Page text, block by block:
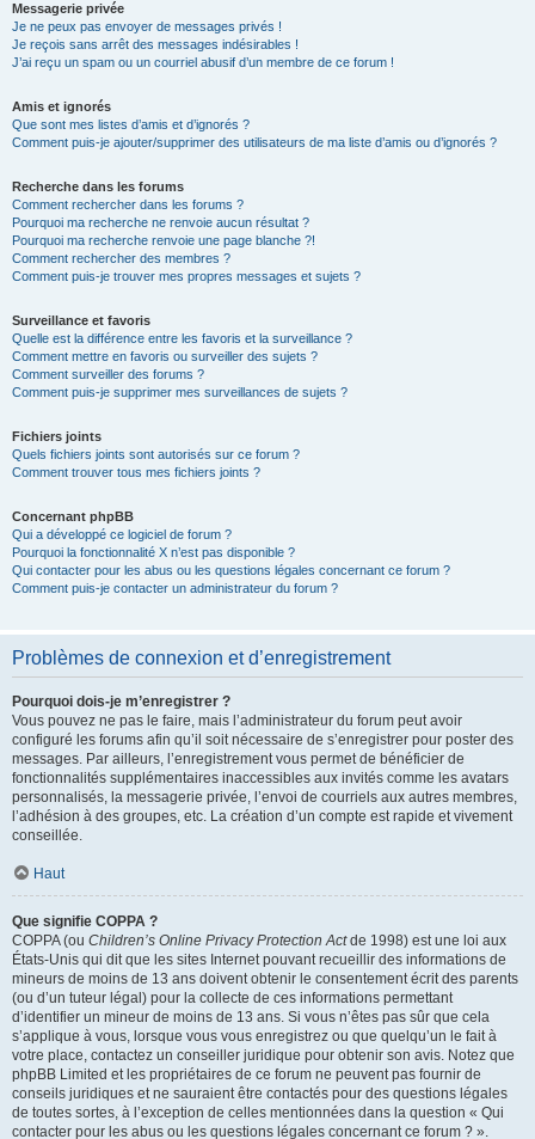
Messagerie privée
Je ne peux pas envoyer de messages privés !
Je reçois sans arrêt des messages indésirables !
J’ai reçu un spam ou un courriel abusif d’un membre de ce forum !
Amis et ignorés
Que sont mes listes d’amis et d’ignorés ?
Comment puis-je ajouter/supprimer des utilisateurs de ma liste d’amis ou d’ignorés ?
Recherche dans les forums
Comment rechercher dans les forums ?
Pourquoi ma recherche ne renvoie aucun résultat ?
Pourquoi ma recherche renvoie une page blanche ?!
Comment rechercher des membres ?
Comment puis-je trouver mes propres messages et sujets ?
Surveillance et favoris
Quelle est la différence entre les favoris et la surveillance ?
Comment mettre en favoris ou surveiller des sujets ?
Comment surveiller des forums ?
Comment puis-je supprimer mes surveillances de sujets ?
Fichiers joints
Quels fichiers joints sont autorisés sur ce forum ?
Comment trouver tous mes fichiers joints ?
Concernant phpBB
Qui a développé ce logiciel de forum ?
Pourquoi la fonctionnalité X n’est pas disponible ?
Qui contacter pour les abus ou les questions légales concernant ce forum ?
Comment puis-je contacter un administrateur du forum ?
Problèmes de connexion et d’enregistrement
Pourquoi dois-je m’enregistrer ?
Vous pouvez ne pas le faire, mais l’administrateur du forum peut avoir
configuré les forums afin qu’il soit nécessaire de s’enregistrer pour poster des
messages. Par ailleurs, l’enregistrement vous permet de bénéficier de
fonctionnalités supplémentaires inaccessibles aux invités comme les avatars
personnalisés, la messagerie privée, l’envoi de courriels aux autres membres,
l’adhésion à des groupes, etc. La création d’un compte est rapide et vivement
conseillée.
Haut
Que signifie COPPA ?
COPPA (ou Children’s Online Privacy Protection Actde 1998) est une loi aux
États-Unis qui dit que les sites Internet pouvant recueillir des informations de
mineurs de moins de 13 ans doivent obtenir le consentement écrit des parents
(ou d’un tuteur légal) pour la collecte de ces informations permettant
d’identifier un mineur de moins de 13 ans. Si vous n’êtes pas sûr que cela
s’applique à vous, lorsque vous vous enregistrez ou que quelqu’un le fait à
votre place, contactez un conseiller juridique pour obtenir son avis. Notez que
phpBB Limited et les propriétaires de ce forum ne peuvent pas fournir de
conseils juridiques et ne sauraient être contactés pour des questions légales
de toutes sortes, à l’exception de celles mentionnées dans la question « Qui
contacter pour les abus ou les questions légales concernant ce forum ? ».